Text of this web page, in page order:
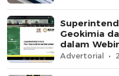
Geokimia
dalam
Advertorial